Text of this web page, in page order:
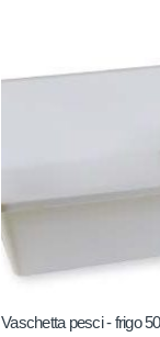
Vaschetta pesci - frigo